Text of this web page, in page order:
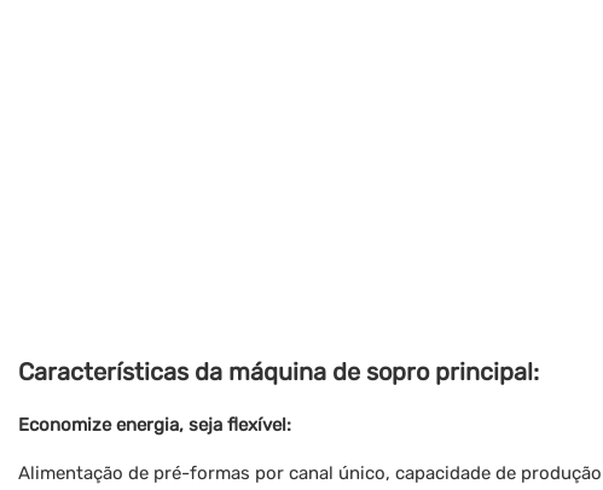
Características da máquina de sopro principal:
Economize energia, seja flexível:
Alimentação de pré-formas por canal único, capacidade de